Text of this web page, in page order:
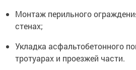
Монтаж перильного
стенах;
Укладка асфальтобетонного
тротуарах и проезжей части.